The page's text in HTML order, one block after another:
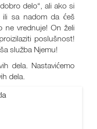
delo“, ali ako si
sa nadom da ćeš
vrednuje! On želi
poslušnost!
služba Njemu!
dela. Nastavićemo
dela.